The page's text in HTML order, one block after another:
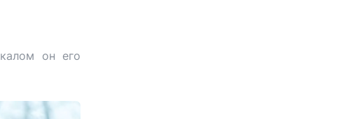
он его